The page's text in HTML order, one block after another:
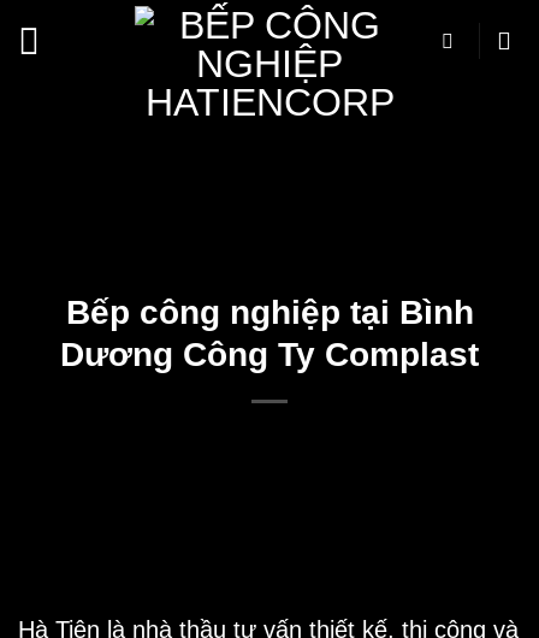
qua
Bếp công nghiệp tại Bình
Dương Công Ty Complast
Hà Tiên là nhà thầu tư vấn thiết kế, thi công và